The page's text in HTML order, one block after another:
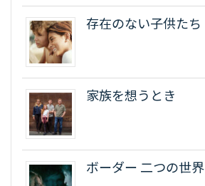
存在のない子供たち
家族を想うとき
ボーダー 二つの世界